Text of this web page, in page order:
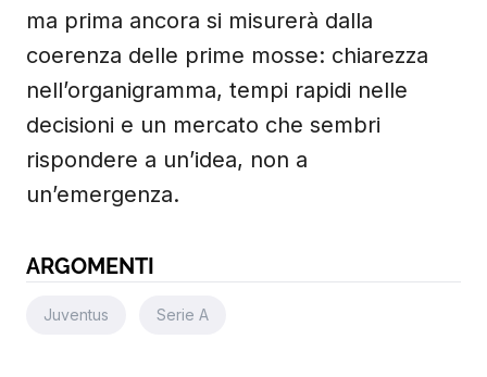
ma prima ancora si misurerà dalla
coerenza delle prime mosse: chiarezza
nell’organigramma, tempi rapidi nelle
decisioni e un mercato che sembri
rispondere a un’idea, non a
un’emergenza.
ARGOMENTI
Juventus Serie A